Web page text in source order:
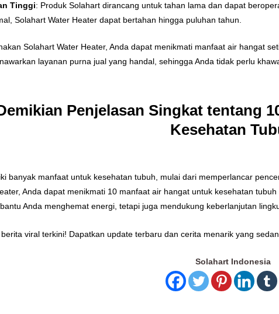
Tinggi: Produk Solahart dirancang untuk tahan lama dan dapat
Solahart Water Heater dapat bertahan hingga puluhan tahun.
Solahart Water Heater, Anda dapat menikmati manfaat air hangat
layanan purna jual yang handal, sehingga Anda tidak perlu
Penjelasan Singkat tentang
Kesehatan
banyak manfaat untuk kesehatan tubuh, mulai dari memperlancar
Anda dapat menikmati 10 manfaat air hangat untuk kesehatan
Anda menghemat energi, tetapi juga mendukung keberlanjutan
viral terkini! Dapatkan update terbaru dan cerita menarik yang
Solahart Indonesia